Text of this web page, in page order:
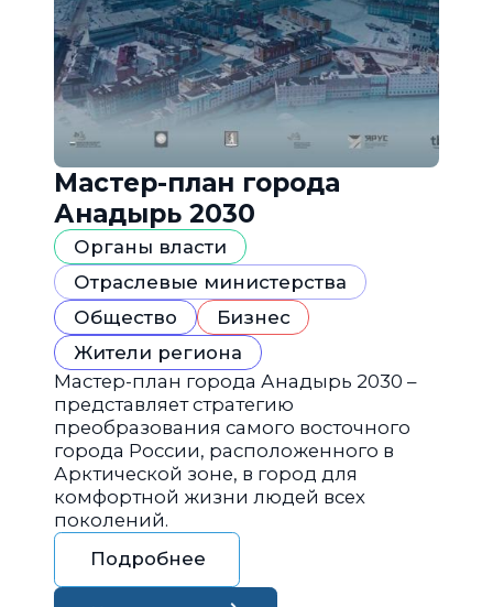
Мастер-план города
Анадырь 2030
Органы власти
Отраслевые министерства
Общество
Бизнес
Жители региона
Мастер-план города Анадырь 2030 –
представляет стратегию
преобразования самого восточного
города России, расположенного в
Арктической зоне, в город для
комфортной жизни людей всех
поколений.
Подробнее